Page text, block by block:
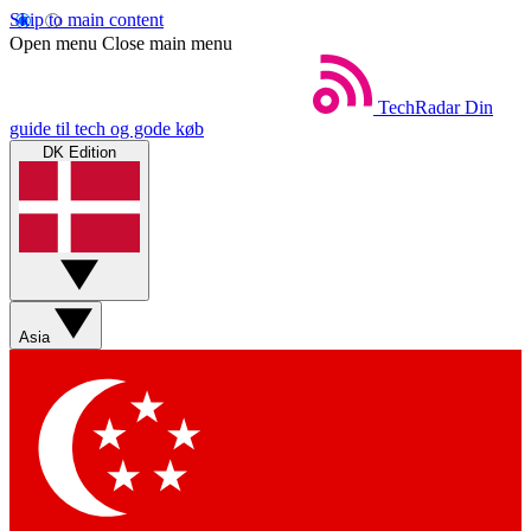
Skip to main content
Open menu Close main menu
TechRadar Din
guide til tech og gode køb
DK Edition
Asia